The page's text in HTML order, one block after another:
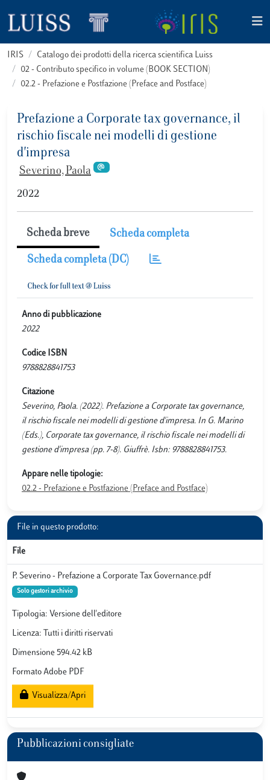
IRIS
Catalogo dei prodotti della ricerca scientifica Luiss
02 - Contributo specifico in volume (BOOK SECTION)
02.2 - Prefazione e Postfazione (Preface and Postface)
Prefazione a Corporate tax governance, il
rischio fiscale nei modelli di gestione
d'impresa
Severino, Paola
2022
Scheda breve Scheda completa
Scheda completa (DC)
Anno di pubblicazione
2022
Codice ISBN
9788828841753
Citazione
Severino, Paola. (2022). Prefazione a Corporate tax governance,
il rischio fiscale nei modelli di gestione d'impresa. In G. Marino
(Eds.), Corporate tax governance, il rischio fiscale nei modelli di
gestione d'impresa (pp. 7-8). Giuffrè. Isbn: 9788828841753.
Appare nelle tipologie:
02.2 - Prefazione e Postfazione (Preface and Postface)
File in questo prodotto:
File
P. Severino - Prefazione a Corporate Tax Governance.pdf
Solo gestori archivio
Tipologia: Versione dell'editore
Licenza: Tutti i diritti riservati
Dimensione 594.42 kB
Formato Adobe PDF
Visualizza/Apri
Pubblicazioni consigliate